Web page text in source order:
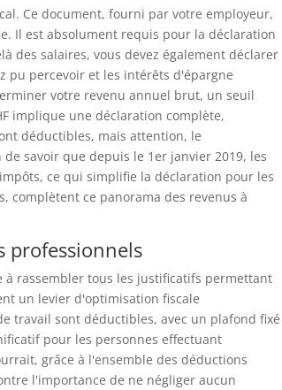
Ce document, fourni par votre employeur,
Il est absolument requis pour la déclaration
des salaires, vous devez également déclarer
pu percevoir et les intérêts d'épargne
votre revenu annuel brut, un seuil
implique une déclaration complète,
déductibles, mais attention, le
savoir que depuis le 1er janvier 2019, les
ce qui simplifie la déclaration pour les
complètent ce panorama des revenus à
professionnels
à rassembler tous les justificatifs permettant
un levier d'optimisation fiscale
travail sont déductibles, avec un plafond fixé
pour les personnes effectuant
grâce à l'ensemble des déductions
l'importance de ne négliger aucun